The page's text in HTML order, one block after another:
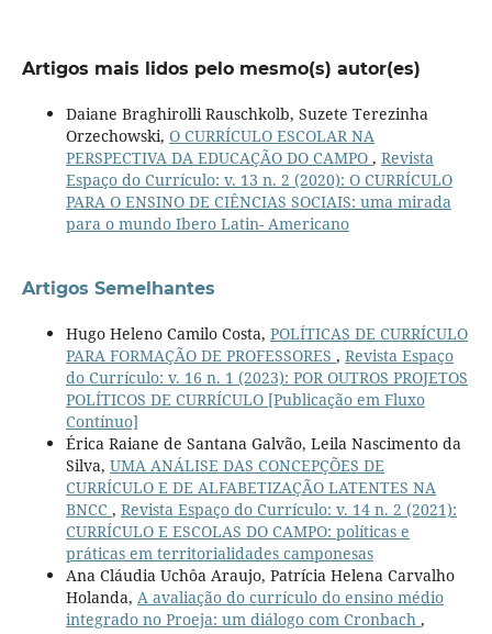
Artigos mais lidos pelo mesmo(s) autor(es)
Daiane Braghirolli Rauschkolb, Suzete Terezinha
Orzechowski, O CURRÍCULO ESCOLAR NA
PERSPECTIVA DA EDUCAÇÃO DO CAMPO , Revista
Espaço do Currículo: v. 13 n. 2 (2020): O CURRÍCULO
PARA O ENSINO DE CIÊNCIAS SOCIAIS: uma mirada
para o mundo Ibero Latin- Americano
Artigos Semelhantes
Hugo Heleno Camilo Costa, POLÍTICAS DE CURRÍCULO
PARA FORMAÇÃO DE PROFESSORES , Revista Espaço
do Currículo: v. 16 n. 1 (2023): POR OUTROS PROJETOS
POLÍTICOS DE CURRÍCULO [Publicação em Fluxo
Contínuo]
Érica Raiane de Santana Galvão, Leila Nascimento da
Silva, UMA ANÁLISE DAS CONCEPÇÕES DE
CURRÍCULO E DE ALFABETIZAÇÃO LATENTES NA
BNCC , Revista Espaço do Currículo: v. 14 n. 2 (2021):
CURRÍCULO E ESCOLAS DO CAMPO: políticas e
práticas em territorialidades camponesas
Ana Cláudia Uchôa Araujo, Patrícia Helena Carvalho
Holanda, A avaliação do currículo do ensino médio
integrado no Proeja: um diálogo com Cronbach ,